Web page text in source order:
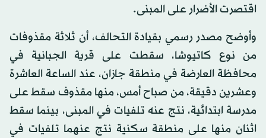
اقتصرت الأضرار على المبنى.
وأوضح مصدر رسمي بقيادة التحالف، أن ثلاثة مقذوفات
من نوع كاتيوشا، سقطت على قرية الجبانية في
محافظة العارضة في منطقة جازان، عند الساعة العاشرة
وعشرين دقيقة، من صباح أمس، منها مقذوف سقط على
مدرسة ابتدائية، نتج عنه تلفيات في المبنى، بينما سقط
اثنان منها على منطقة سكنية نتج عنهما تلفيات في